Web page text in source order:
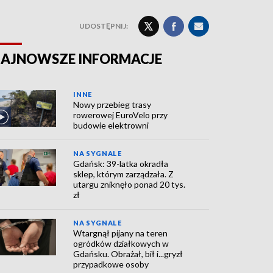
UDOSTĘPNIJ:
INFORMACJE
INNE
Nowy przebieg trasy
rowerowej EuroVelo przy
budowie elektrowni
NA SYGNALE
Gdańsk: 39-latka okradła
sklep, którym zarządzała. Z
utargu zniknęło ponad 20 tys.
zł
NA SYGNALE
Wtargnął pijany na teren
ogródków działkowych w
Gdańsku. Obrażał, bił i...gryzł
przypadkowe osoby